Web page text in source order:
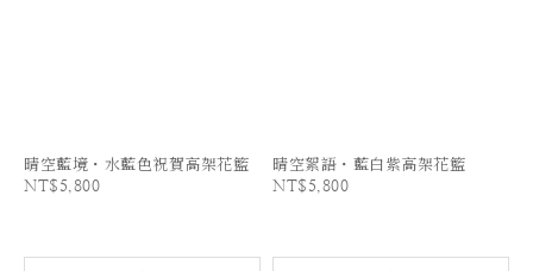
晴空藍境・水藍色祝賀高架花籃
NT$5,800
晴空絮語・藍白紫高架花籃
NT$5,800